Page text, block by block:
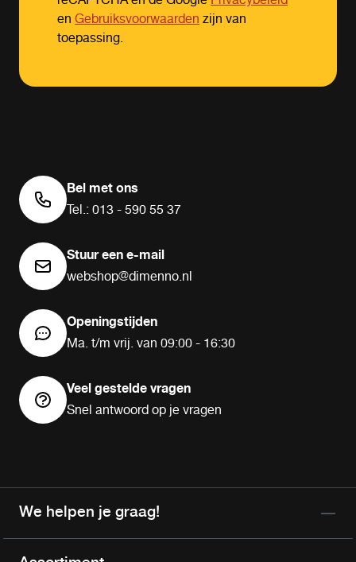
en Gebruiksvoorwaardenzijn van
toepassing.
Bel met ons
Tel.: 013 - 590 55 37
Stuur een e-mail
webshop@dimenno.nl
Openingstijden
Ma. t/m vrij. van 09:00 - 16:30
Veel gestelde vragen
Snel antwoord op je vragen
We helpen je graag!